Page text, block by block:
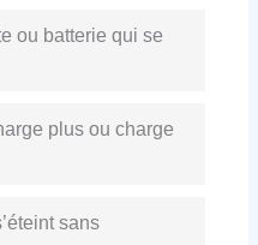
ou batterie qui se
plus ou charge
sans